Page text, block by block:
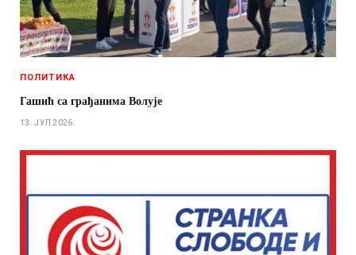
ПОЛИТИКА
Гашић са грађанима Волује
13. ЈУЛ 2026.